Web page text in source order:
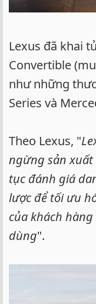
Lexus đã khai
Convertible
như những
Series và
Theo Lexus, "
ngừng sản xuất
tục đánh giá
lược để tối ưu
của khách
dùng".